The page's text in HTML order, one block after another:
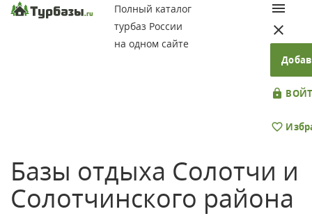
Полный каталог
турбаз России
на одном сайте
Базы отдыха Солотчи и
Солотчинского района